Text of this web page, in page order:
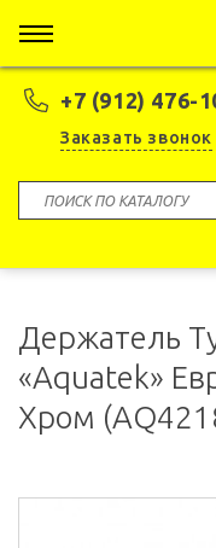
+7 (912) 476-
Заказать звонок
Держатель
«Aquatek»
Хром